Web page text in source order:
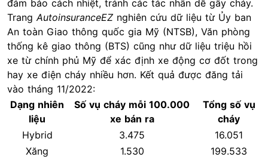
đảm bảo cách nhiệt, tránh các tác nhân dễ gây cháy.
Trang AutoinsuranceEZ nghiên cứu dữ liệu từ Ủy ban
An toàn Giao thông quốc gia Mỹ (NTSB), Văn phòng
thống kê giao thông (BTS) cũng như dữ liệu triệu hồi
xe từ chính phủ Mỹ để xác định xe động cơ đốt trong
hay xe điện cháy nhiều hơn. Kết quả được đăng tải
vào tháng 11/2022:
Dạng nhiên
liệu
Số vụ cháy mỗi 100.000
xe bán ra
Tổng số vụ
cháy
Hybrid
3.475
16.051
Xăng
1.530
199.533